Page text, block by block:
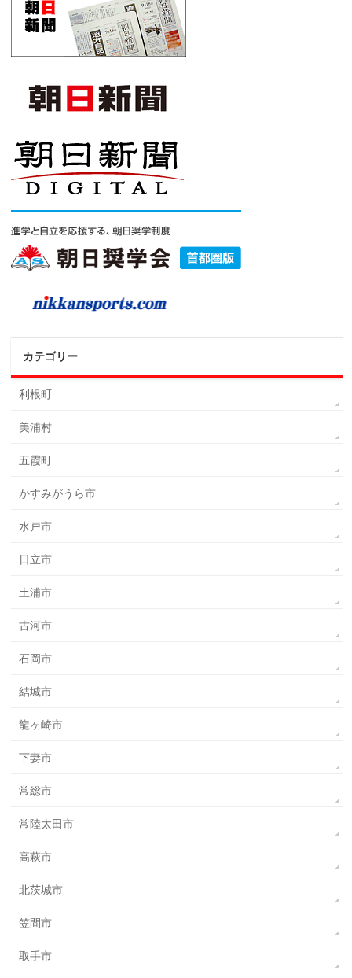
カテゴリー
利根町
美浦村
五霞町
かすみがうら市
水戸市
日立市
土浦市
古河市
石岡市
結城市
龍ヶ崎市
下妻市
常総市
常陸太田市
高萩市
北茨城市
笠間市
取手市